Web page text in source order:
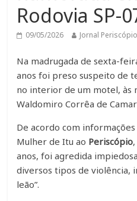
Rodovia SP-
09/05/2026 Jornal Periscópio
Na madrugada de sexta-
anos foi preso suspeito de
no interior de um motel, às
Waldomiro Corrêa de
De acordo com
Mulher de Itu ao Periscópio
anos, foi agredida
diversos tipos de violência,
leão”.